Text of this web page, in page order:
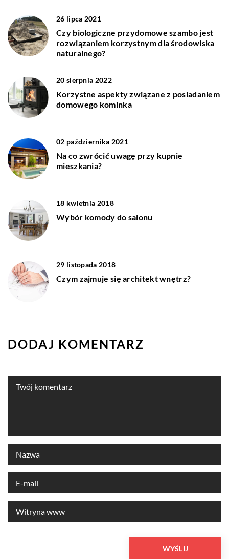
26 lipca 2021
Czy biologiczne przydomowe szambo jest
rozwiązaniem korzystnym dla środowiska
naturalnego?
20 sierpnia 2022
Korzystne aspekty związane z posiadaniem
domowego kominka
02 października 2021
Na co zwrócić uwagę przy kupnie
mieszkania?
18 kwietnia 2018
Wybór komody do salonu
29 listopada 2018
Czym zajmuje się architekt wnętrz?
DODAJ KOMENTARZ